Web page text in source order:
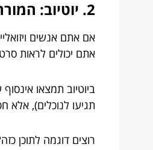
2. יוטיוב: המורה הפרטי הכי טוב בעולם (ובחינם)
אם אתם אנשים
אתם יכולים לראות סרטון אנימציה של 3 דקות
ביוטיוב תמצאו
תגיעו לנוכלים), אלא
רוצים דוגמה לתוכן